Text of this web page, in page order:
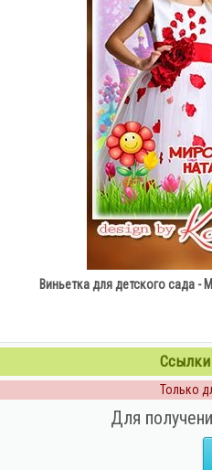
Виньетка для детского сада -
Ссылки
Только
Для